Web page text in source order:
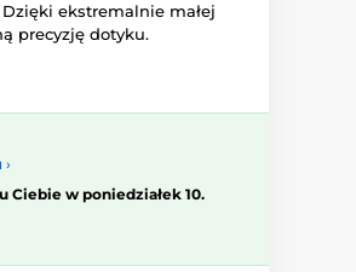
ekstremalnie małej
precyzję dotyku.
u Ciebie w poniedziałek 10.